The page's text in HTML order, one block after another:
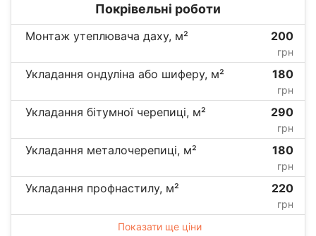
Покрівельні роботи
Монтаж утеплювача даху, м² 200
грн
Укладання ондуліна або шиферу, м² 180
грн
Укладання бітумної черепиці, м² 290
грн
Укладання металочерепиці, м² 180
грн
Укладання профнастилу, м² 220
грн
Показати ще ціни